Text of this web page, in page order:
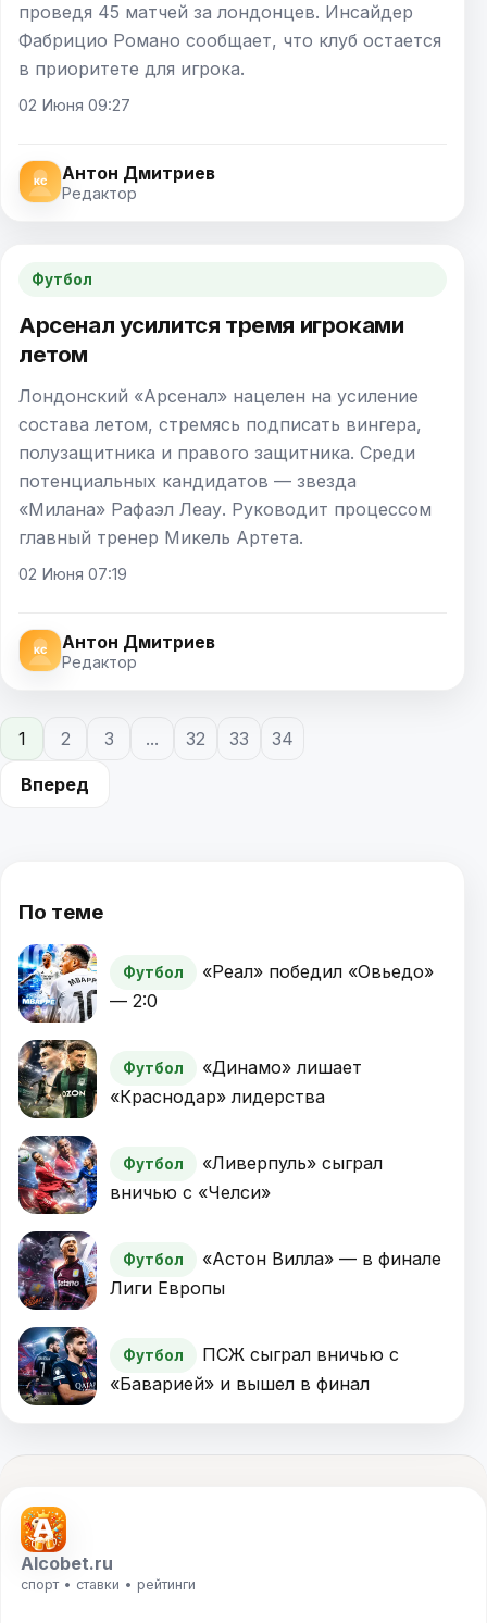
По теме
Футбол
«Реал» победил «Овьедо»
— 2:0
Футбол
«Динамо» лишает
«Краснодар» лидерства
Футбол
«Ливерпуль» сыграл
вничью с «Челси»
Футбол
«Астон Вилла» — в финале
Лиги Европы
Футбол
ПСЖ сыграл вничью с
«Баварией» и вышел в финал
проведя 45 матчей за лондонцев. Инсайдер
Фабрицио Романо сообщает, что клуб остается
в приоритете для игрока.
02 Июня 09:27
Антон Дмитриев
Редактор
Футбол
Арсенал усилится тремя игроками
летом
Лондонский «Арсенал» нацелен на усиление
состава летом, стремясь подписать вингера,
полузащитника и правого защитника. Среди
потенциальных кандидатов — звезда
«Милана» Рафаэл Леау. Руководит процессом
главный тренер Микель Артета.
02 Июня 07:19
Антон Дмитриев
Редактор
1 2 3 ... 32 33 34
Вперед
Alcobet.ru
спорт • ставки • рейтинги